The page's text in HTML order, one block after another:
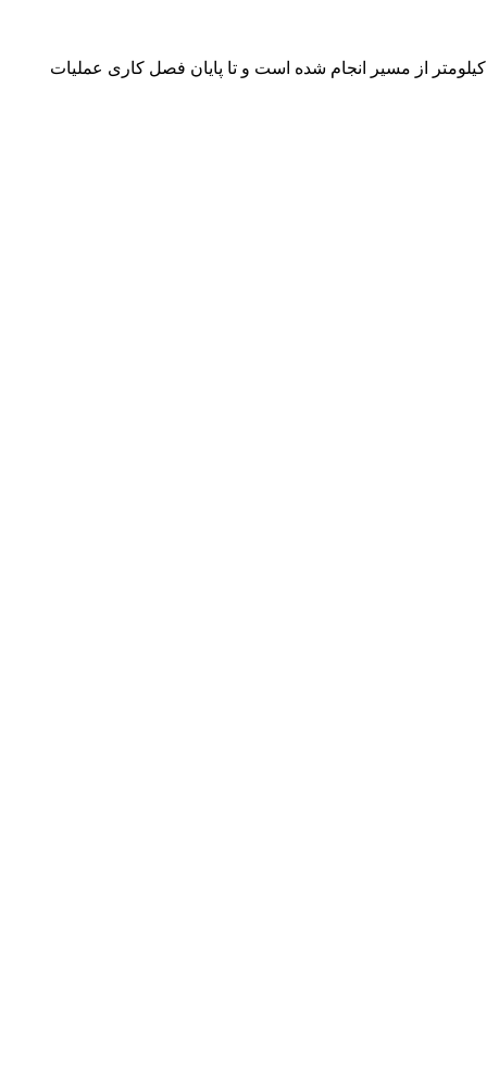
بخشدار بخش سبلان گفت: خوشبختانه امروز شاهد روکش آسفالت ارجستان به اردبیل بودیم که با اعتبار بالغ بر ۱۶ میلیارد تومان به طول ۶ کیلومتر از مسیر انجام شده است و تا پایان فصل کاری عملیات